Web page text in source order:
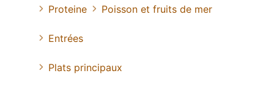
Proteine
Poisson et fruits de mer
Entrées
Plats principaux